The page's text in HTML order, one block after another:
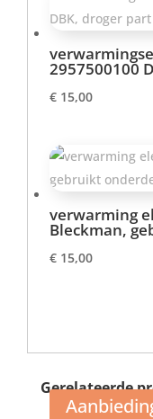
2957500100
€ 15,00
verwarming
Bleckman,
€ 15,00
Gerelateerde